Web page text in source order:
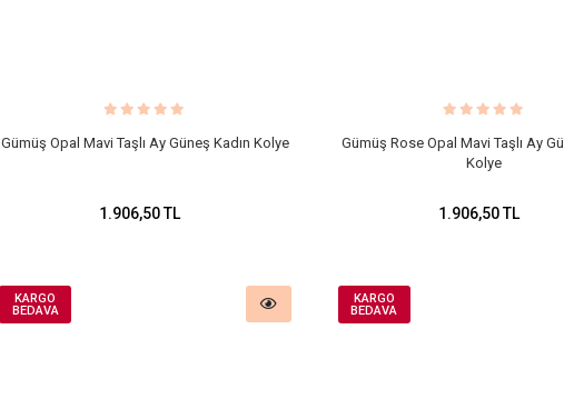
Gümüş Opal Mavi Taşlı Ay Güneş Kadın Kolye
1.906,50 TL
Gümüş Rose Opal Mavi Taşlı Ay
Kolye
1.906,50 TL
KARGO
BEDAVA
KARGO
BEDAVA